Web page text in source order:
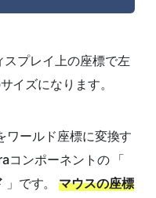
プレイ上の座標で左
イズになります。
ワールド座標に変換す
コンポーネントの 「
」です。マウスの座標